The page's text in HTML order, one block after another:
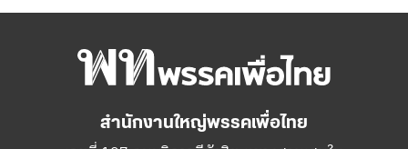
สำนักงานใหญ่พรรคเพื่อไทย